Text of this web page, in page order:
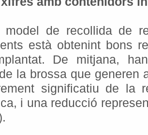
model de recollida de
està obtenint bons
De mitjana,
la brossa que generen
significatiu de la
i una reducció